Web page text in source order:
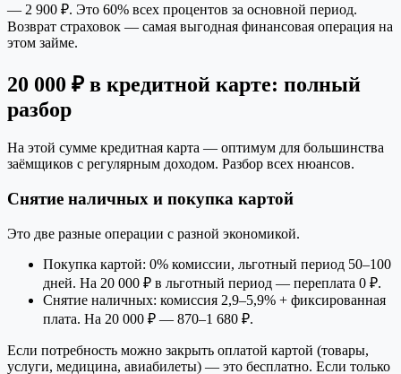
— 2 900 ₽. Это 60% всех процентов за основной период.
Возврат страховок — самая выгодная финансовая операция на
этом займе.
20 000 ₽ в кредитной карте: полный
разбор
На этой сумме кредитная карта — оптимум для большинства
заёмщиков с регулярным доходом. Разбор всех нюансов.
Снятие наличных и покупка картой
Это две разные операции с разной экономикой.
Покупка картой: 0% комиссии, льготный период 50–100
дней. На 20 000 ₽ в льготный период — переплата 0 ₽.
Снятие наличных: комиссия 2,9–5,9% + фиксированная
плата. На 20 000 ₽ — 870–1 680 ₽.
Если потребность можно закрыть оплатой картой (товары,
услуги, медицина, авиабилеты) — это бесплатно. Если только